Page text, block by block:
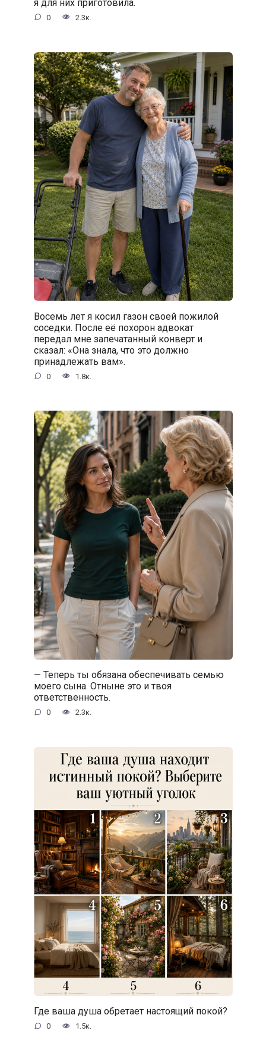
я для них приготовила.
0 2.3к.
Восемь лет я косил газон своей пожилой
соседки. После её похорон адвокат
передал мне запечатанный конверт и
сказал: «Она знала, что это должно
принадлежать вам».
0 1.8к.
— Теперь ты обязана обеспечивать семью
моего сына. Отныне это и твоя
ответственность.
0 2.3к.
Где ваша душа обретает настоящий покой?
0 1.5к.